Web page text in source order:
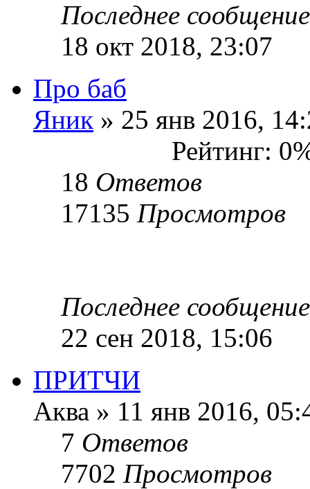
Последнее
18 окт 2018, 23:07
Про баб
Яник » 25 янв 2016,
Рейтинг:
18 Ответов
17135 Просмотров
Последнее
22 сен 2018, 15:06
ПРИТЧИ
Аква » 11 янв 2016,
7 Ответов
7702 Просмотров